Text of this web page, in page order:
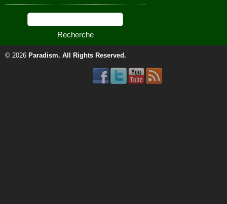
© 2026 Paradism. All Rights Reserved.